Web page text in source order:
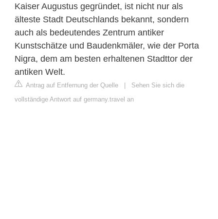
Kaiser Augustus gegründet, ist nicht nur als
älteste Stadt Deutschlands bekannt, sondern
auch als bedeutendes Zentrum antiker
Kunstschätze und Baudenkmäler, wie der Porta
Nigra, dem am besten erhaltenen Stadttor der
antiken Welt.
Antrag auf Entfernung der Quelle | Sehen Sie sich die
vollständige Antwort auf germany.travel an